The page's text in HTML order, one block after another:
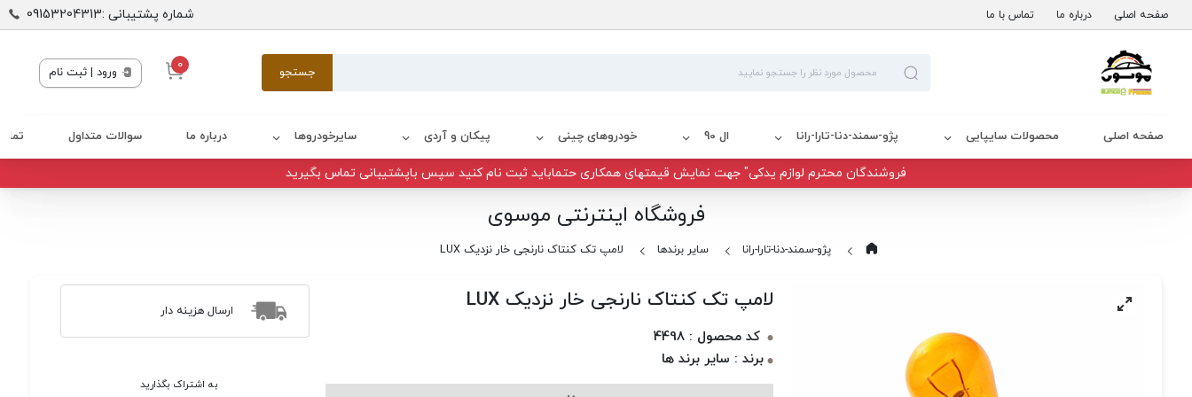
صفحه اصلی درباره ما تماس با ما شماره پشتیبانی :09153204313
جستجو 0 ورود | ثبت نام
صفحه اصلی محصولات سایپایی پژو-سمند-دنا-تارا-رانا ال 90 خودروهای چینی پیکان و آردی سایرخودروها درباره ما سوالات متداول
فروشندگان محترم لوازم یدکی" جهت نمایش قیمتهای همکاری حتماباید ثبت نام کنید سپس باپشتیبانی تماس بگیرید
فروشگاه اینترنتی موسوی
پژو-سمند-دنا-تارا-رانا سایر برندها لامپ تک کنتاک نارنجی خار نزدیک LUX
لامپ تک کنتاک نارنجی خار نزدیک LUX
کد محصول : 4498
برند : سایر برند ها
ارسال هزینه دار
به اشتراک بگذارید